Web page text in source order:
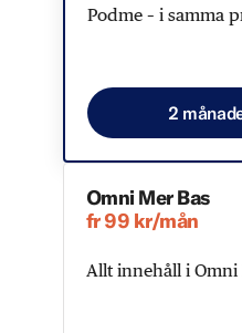
Podme – i samma
2
Omni Mer Bas
fr 99 kr/mån
Allt innehåll i Omni